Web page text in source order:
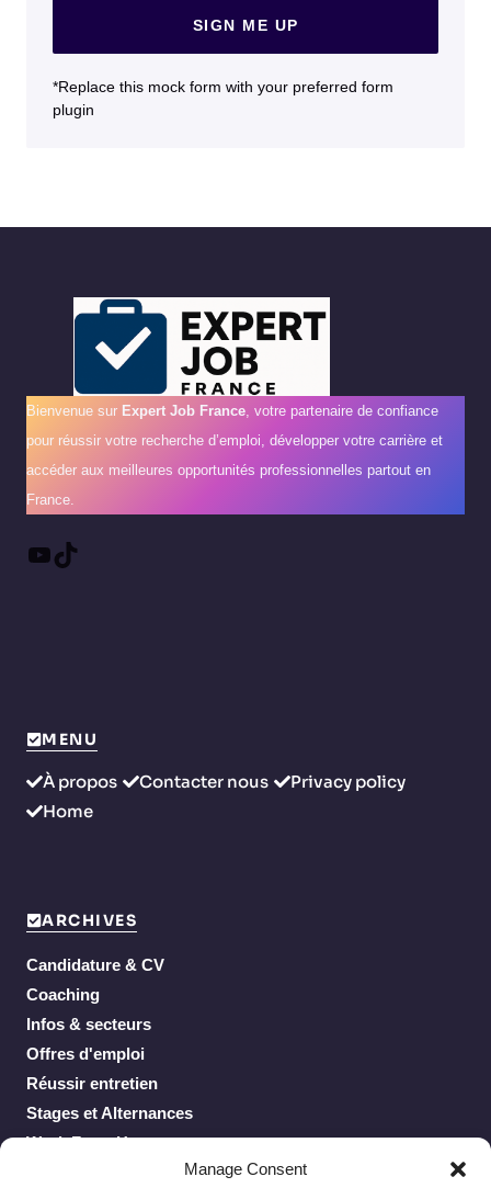
Manage Consent
SIGN ME UP
*Replace this mock form with your preferred form
plugin
Bienvenue sur Expert Job France , votre partenaire de confiance
pour réussir votre recherche d’emploi, développer votre carrière et
accéder aux meilleures opportunités professionnelles partout en
France.
YouTube
TikTok
MENU
À propos Contacter nous
Privacy policy
Home
ARCHIVES
Candidature & CV
Coaching
Infos & secteurs
Offres d'emploi
Réussir entretien
Stages et Alternances
Work From Home